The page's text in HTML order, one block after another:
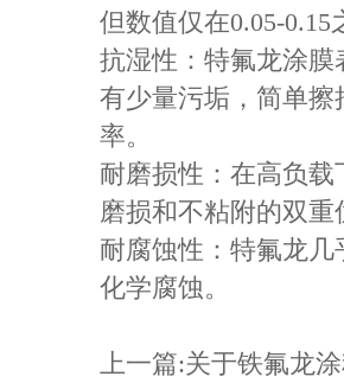
但数值仅在0.05-0.15
抗湿性：特氟龙涂
有少量污垢，简单
率。
耐磨损性：在高负
磨损和不粘附的双重
耐腐蚀性：特氟龙
化学腐蚀。
上一篇:关于铁氟龙